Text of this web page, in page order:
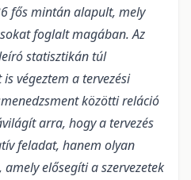
fős mintán alapult, mely
foglalt magában. Az
statisztikán túl
végeztem a tervezési
közötti reláció
arra, hogy a tervezés
feladat, hanem olyan
elősegíti a szervezetek